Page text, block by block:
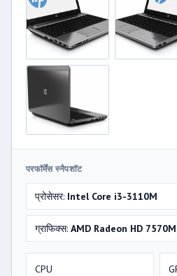
परफॉर्मेंस स्नैपशॉट
प्रोसेसर: Intel Core i3-3110M
ग्राफिक्स: AMD Radeon HD 7570M
CPU